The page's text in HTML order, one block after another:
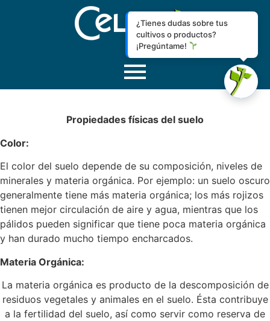
¿Tienes dudas sobre tus
cultivos o productos?
¡Pregúntame!
Propiedades físicas del suelo
Color:
El color del suelo depende de su composición, niveles de
minerales y materia orgánica. Por ejemplo: un suelo oscuro
generalmente tiene más materia orgánica; los más rojizos
tienen mejor circulación de aire y agua, mientras que los
pálidos pueden significar que tiene poca materia orgánica
y han durado mucho tiempo encharcados.
Materia Orgánica:
La materia orgánica es producto de la descomposición de
residuos vegetales y animales en el suelo. Ésta contribuye
a la fertilidad del suelo, así como servir como reserva de